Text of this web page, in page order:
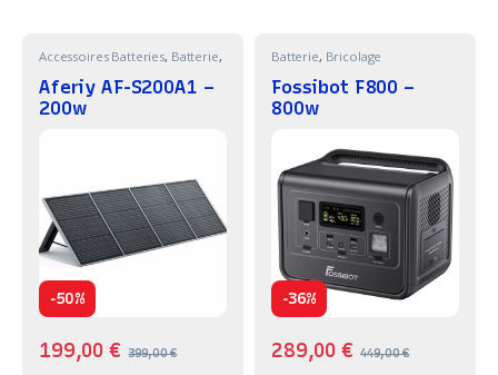
Accessoires Batteries, Batterie,
Aferiy AF-S200A1 –
200w
-50%
199,00€ 399,00€
Batterie, Bricolage
Fossibot F800 –
800w
-36%
289,00€ 449,00€